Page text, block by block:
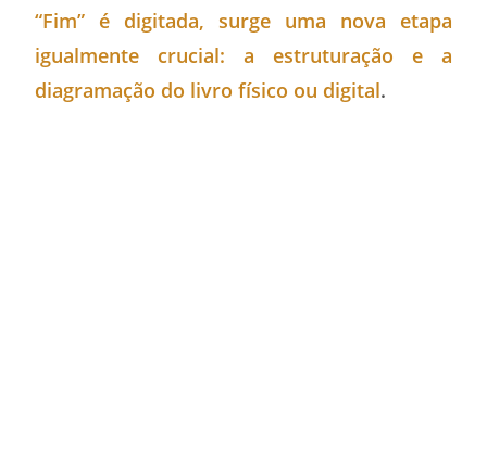
“Fim” é digitada, surge uma nova etapa
igualmente crucial: a estruturação e a
diagramação do livro físico ou digital.